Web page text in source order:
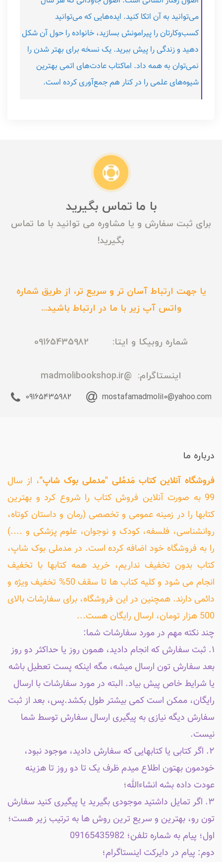
می‌توانید به آن اتکا کنید. ایده‌هایی که می‌توانید
کسب‌وکارتان را پیرامونش بسازید، خانواده را حول آن شکل
دهید و زندگی را پیش ببرید. یک نسخه برای بهتر شدن را
نمی‌توان به همه داد. اماکتاب عادت‌های اتمی بهترین
شیوه‌های علمی را در کنار هم جمع‌آوری کرده است.
با ما تماس بگیرید
برای ثبت سفارش و یا مشاوره می توانید با ما تماس
بگیرید!
یا جهت ارتباط آسان تر و سریع تر، از طریق شماره
واتس آپ زیر با ما در ارتباط باشید...
شماره روبیکا و ایتا: 09165435982
اینستاگرام: @madmolibookshop.ir
mostafamadmoli10@yahoo.com
09165435982
درباره ما
فروشگاه آنلاین کتاب مَدمُلی "مدملی بوک شاپ"، از سال
99 به صورت آنلاین فروش کتاب را شروع کرد و بهترین
کتابها را در زمینه عمومی و تخصصی (رمان و داستان کوتاه،
روانشناسی، فلسفه، کودک و نوجوان، علوم پزشکی و ....)
را به فروشگاه خود اضافه کرده است. در مدملی بوک شاپ،
کتاب بدون تخفیف نداریم، خرید همه کتابها با تخفیف
انجام می شود و کلیه کتاب ها تا سقف 50% تخفیف ویژه و
دائمی دارند. همچنین در این فروشگاه، برای سفارشات بالای
500 هزار تومان، ارسال رایگان هست...
چند نکته مهم در مورد سفارشات شما:
۱. ثبت سفارش که انجام دادید، همون روز یا حداکثر دو روز
بعد سفارش تون ارسال میشه، مگه اینکه پست تعطیل باشه
یا شرایط خاص پیش بیاد. البته در مورد سفارشات با ارسال
رایگان، ممکن است کمی بیشتر طول بکشد.پس، بعد از ثبت
سفارش دیگه نیازی به پیگیری ارسال سفارش توسط شما
نیست.
۲. اگر کتابی یا کتابهایی که سفارش دادید، موجود نبود،
خودمون بهتون اطلاع میدم ظرف یک تا دو روز تا هزینه
عودت داده بشه انشاءالله؛
۳. اگر تمایل داشتید موجودی بگیرید یا پیگیری کنید سفارش
تون رو، بهترین و سریع ترین روش ها به ترتیب زیر هست؛
اول؛ پیام به شماره تلفن؛ 09165435982
دوم: پیام در دایرکت اینستاگرام؛